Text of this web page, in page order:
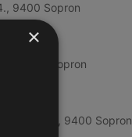
9400 Sopron
8., 9400 Sopron
tér 16. 16., 9400 Sopron
×